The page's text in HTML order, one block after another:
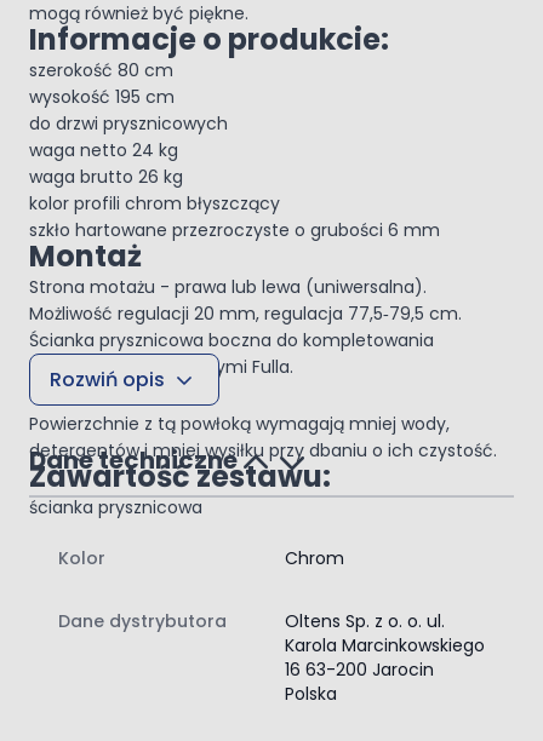
mogą również być piękne.
Informacje o produkcie:
szerokość 80 cm
wysokość 195 cm
do drzwi prysznicowych
waga netto 24 kg
waga brutto 26 kg
kolor profili chrom błyszczący
szkło hartowane przezroczyste o grubości 6 mm
Montaż
Strona motażu - prawa lub lewa (uniwersalna).
Możliwość regulacji 20 mm, regulacja 77,5‑79,5 cm.
Ścianka prysznicowa boczna do kompletowania
z drzwiami prysznicowymi Fulla.
SmartClean
Powierzchnie z tą powłoką wymagają mniej wody,
detergentów i mniej wysiłku przy dbaniu o ich czystość.
Zawartość zestawu:
ścianka prysznicowa
Rozwiń opis
Dane techniczne
Kolor Chrom
Dane dystrybutora
Oltens Sp. z o. o. ul.
Karola Marcinkowskiego
16 63-200 Jarocin
Polska